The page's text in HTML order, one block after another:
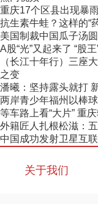
重庆17个区县出现暴
抗生素牛蛙？这样的“
美国制裁中国瓜子汤
A股“光”又起来了 “股
（长江十年行）三座
之变
潘曦：坚持露头就打
两岸青少年福州以棒
等车路上看“大片” 重
外籍匠人扎根松滋：
中国成功发射卫星互
关于我们